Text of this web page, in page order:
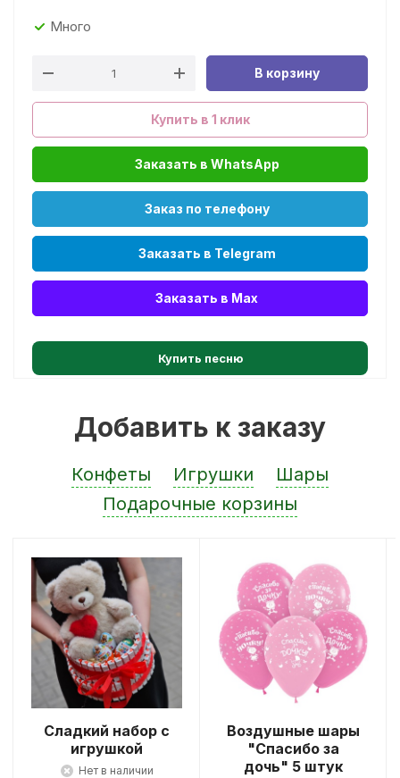
Много
В корзину
Купить в 1 клик
Заказать в WhatsApp
Заказ по телефону
Заказать в Telegram
Заказать в Max
Купить песню
Добавить к заказу
Конфеты Игрушки
Шары
Подарочные корзины
Сладкий набор с
игрушкой
Нет в наличии
Воздушные шары
"Спасибо за
дочь" 5 штук